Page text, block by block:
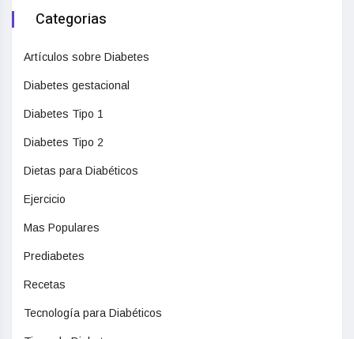
Categorias
Artículos sobre Diabetes
Diabetes gestacional
Diabetes Tipo 1
Diabetes Tipo 2
Dietas para Diabéticos
Ejercicio
Mas Populares
Prediabetes
Recetas
Tecnología para Diabéticos